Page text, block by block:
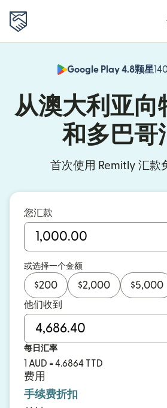
Google Play 4.8颗星
从澳大利亚向
和多巴哥
首次使用 Remitly 汇款
您汇款
或选择一个金额
$200 $2,000 $5,000
他们收到
每日汇率
1 AUD = 4.6864 TTD
费用
手续费折扣